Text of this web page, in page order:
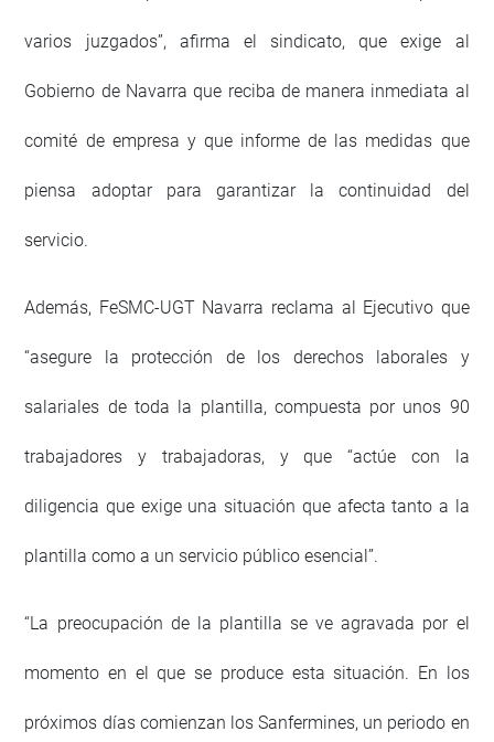
varios juzgados”, afirma el sindicato, que exige al
Gobierno de Navarra que reciba de manera inmediata al
comité de empresa y que informe de las medidas que
piensa adoptar para garantizar la continuidad del
servicio.
Además, FeSMC-UGT Navarra reclama al Ejecutivo que
“asegure la protección de los derechos laborales y
salariales de toda la plantilla, compuesta por unos 90
trabajadores y trabajadoras, y que “actúe con la
diligencia que exige una situación que afecta tanto a la
plantilla como a un servicio público esencial”.
“La preocupación de la plantilla se ve agravada por el
momento en el que se produce esta situación. En los
próximos días comienzan los Sanfermines, un periodo en